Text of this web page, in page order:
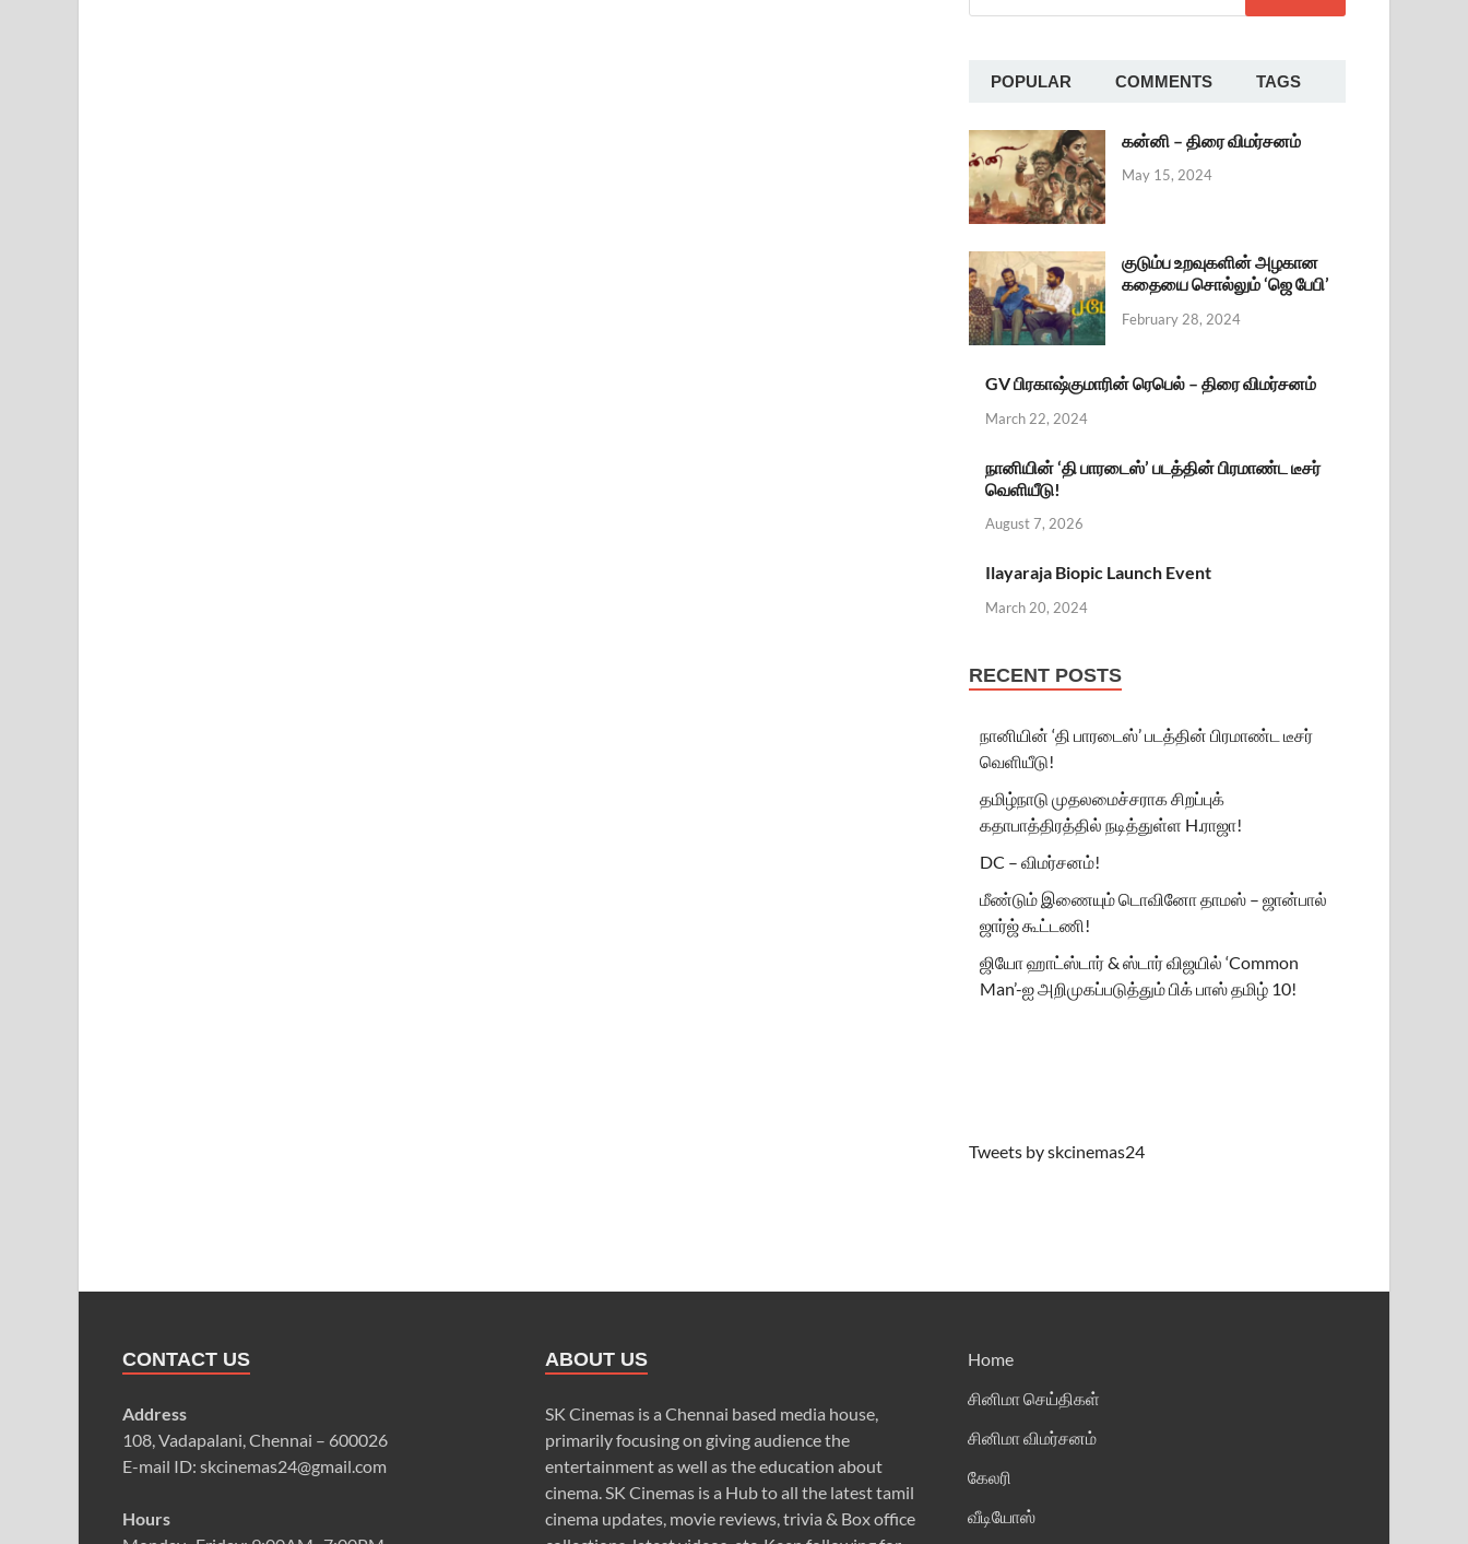
POPULAR COMMENTS TAGS
கன்னி – திரை விமர்சனம்
May 15, 2024
குடும்ப உறவுகளின் அழகான
கதையை சொல்லும் ‘ஜெ பேபி’
February 28, 2024
GV பிரகாஷ்குமாரின் ரெபெல் – திரை விமர்சனம்
March 22, 2024
நானியின் ‘தி பாரடைஸ்’ படத்தின் பிரமாண்ட டீசர்
வெளியீடு!
August 7, 2026
Ilayaraja Biopic Launch Event
March 20, 2024
RECENT POSTS
நானியின் ‘தி பாரடைஸ்’ படத்தின் பிரமாண்ட டீசர்
வெளியீடு!
தமிழ்நாடு முதலமைச்சராக சிறப்புக்
கதாபாத்திரத்தில் நடித்துள்ள H.ராஜா!
DC – விமர்சனம்!
மீண்டும் இணையும் டொவினோ தாமஸ் – ஜான்பால்
ஜார்ஜ் கூட்டணி!
ஜியோ ஹாட்ஸ்டார் & ஸ்டார் விஜயில் ‘Common
Man’-ஐ அறிமுகப்படுத்தும் பிக் பாஸ் தமிழ் 10!
Tweets by skcinemas24
CONTACT US
Address
108, Vadapalani, Chennai – 600026
E-mail ID: skcinemas24@gmail.com
Hours
ABOUT US
SK Cinemas is a Chennai based media house,
primarily focusing on giving audience the
entertainment as well as the education about
cinema. SK Cinemas is a Hub to all the latest tamil
cinema updates, movie reviews, trivia & Box office
Home
சினிமா செய்திகள்
சினிமா விமர்சனம்
கேலரி
வீடியோஸ்